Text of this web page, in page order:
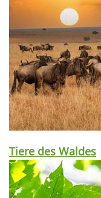
Tiere des Waldes